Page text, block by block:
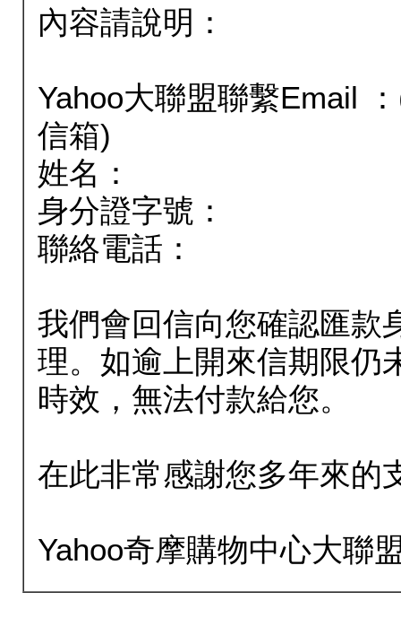
內容請說明：
Yahoo大聯盟聯繫Email
信箱)
姓名：
身分證字號：
聯絡電話：
我們會回信向您確認匯款
理。如逾上開來信期限仍
時效，無法付款給您。
在此非常感謝您多年來的
Yahoo奇摩購物中心大